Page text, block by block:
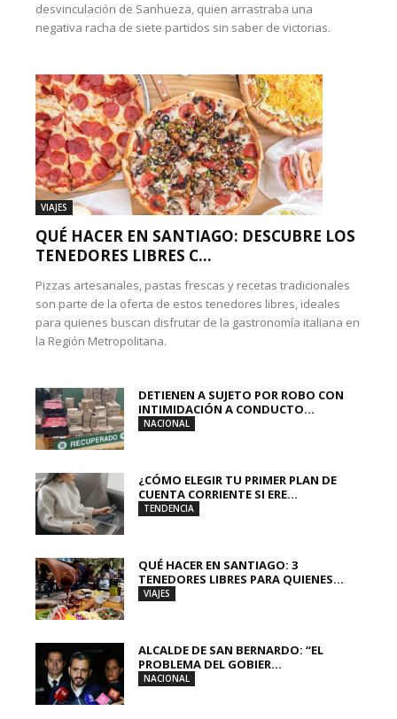
desvinculación de Sanhueza, quien arrastraba una
negativa racha de siete partidos sin saber de victorias.
VIAJES
QUÉ HACER EN SANTIAGO: DESCUBRE LOS
TENEDORES LIBRES C...
Pizzas artesanales, pastas frescas y recetas tradicionales
son parte de la oferta de estos tenedores libres, ideales
para quienes buscan disfrutar de la gastronomía italiana en
la Región Metropolitana.
DETIENEN A SUJETO POR ROBO CON
INTIMIDACIÓN A CONDUCTO...
NACIONAL
¿CÓMO ELEGIR TU PRIMER PLAN DE
CUENTA CORRIENTE SI ERE...
TENDENCIA
QUÉ HACER EN SANTIAGO: 3
TENEDORES LIBRES PARA QUIENES...
VIAJES
ALCALDE DE SAN BERNARDO: “EL
PROBLEMA DEL GOBIER...
NACIONAL